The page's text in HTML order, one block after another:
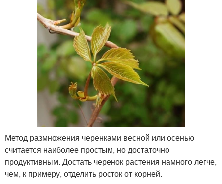
Метод размножения черенками весной или осенью
считается наиболее простым, но достаточно
продуктивным. Достать черенок растения намного легче,
чем, к примеру, отделить росток от корней.